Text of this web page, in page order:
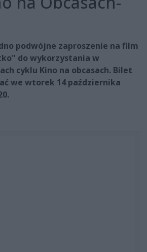
podwójne zaproszenie na film
do wykorzystania w
cyklu Kino na obcasach. Bilet
we wtorek 14 października